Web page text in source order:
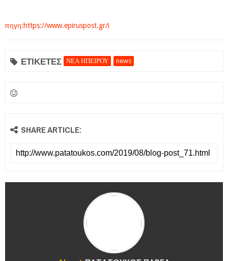
πηγη:https://www.epiruspost.gr/i
ΕΤΙΚΕΤΕΣ ΝΕΑ ΗΠΕΙΡΟΥ news
SHARE ARTICLE: